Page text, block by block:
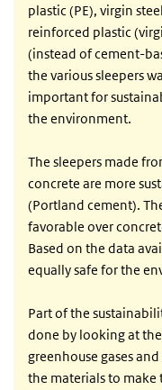
plastic (PE), virgin
reinforced plastic
(instead of cement-
the various sleepers
important for
the environment.
The sleepers made
concrete are more
(Portland cement).
favorable over
Based on the data
equally safe for the
Part of the
done by looking at
greenhouse gases
the materials to make